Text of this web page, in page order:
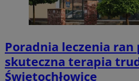
Poradnia leczenia ran
skuteczna terapia
Świętochłowice
CookieScriptConsent